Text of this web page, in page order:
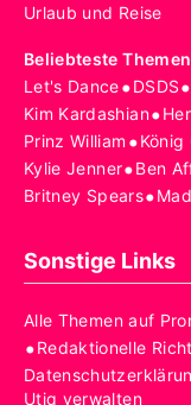
Urlaub und Reise
Beliebteste Themen
Let's Dance•DSDS
Kim Kardashian•
Prinz William •König
Kylie Jenner•Ben
Britney Spears•
Sonstige Links
Alle Themen auf
•Redaktionelle
Utiq verwalten